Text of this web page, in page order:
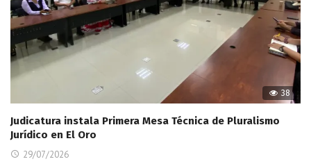
38
Judicatura instala Primera Mesa Técnica de Pluralismo
Jurídico en El Oro
29/07/2026